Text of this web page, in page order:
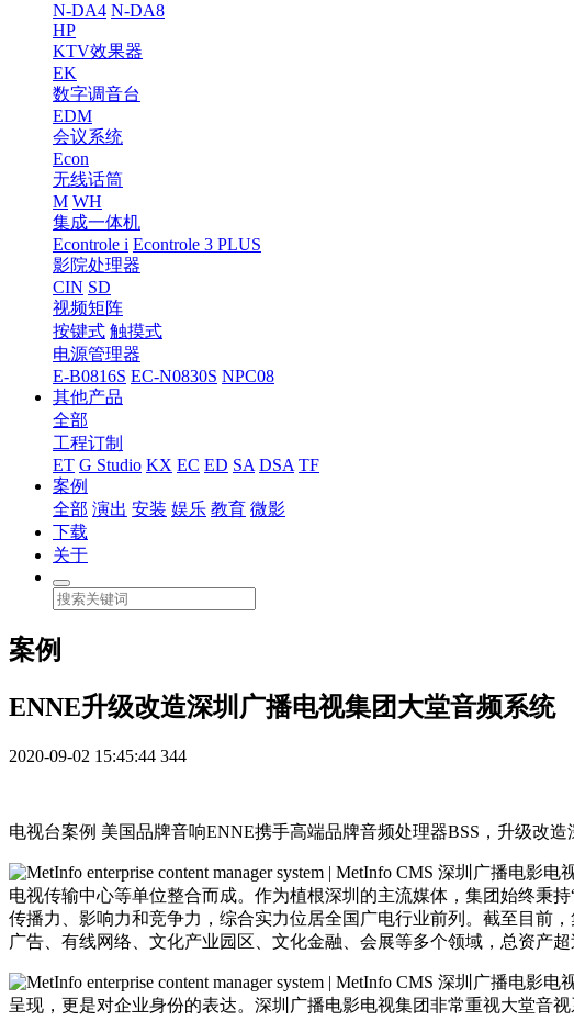
N-DA4 N-DA8
HP
KTV效果器
EK
数字调音台
EDM
会议系统
Econ
无线话筒
M WH
集成一体机
Econtrole i Econtrole 3 PLUS
影院处理器
CIN SD
视频矩阵
按键式 触摸式
电源管理器
E-B0816S EC-N0830S NPC08
其他产品
全部
工程订制
ET G Studio KX EC ED SA DSA TF
案例
全部 演出 安装 娱乐 教育 微影
下载
关于
案例
ENNE升级改造深圳广播电视集团大堂音频系统
2020-09-02 15:45:44 344
电视台案例 美国品牌音响ENNE携手高端品牌音频处理器BSS，升级改
深圳广播电影电
电视传输中心等单位整合而成。作为植根深圳的主流媒体，集团始终秉
传播力、影响力和竞争力，综合实力位居全国广电行业前列。截至目前
广告、有线网络、文化产业园区、文化金融、会展等多个领域，总资产超
深圳广播电影电
呈现，更是对企业身份的表达。深圳广播电影电视集团非常重视大堂音